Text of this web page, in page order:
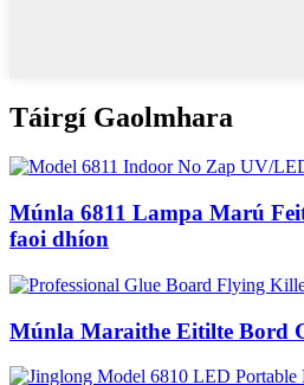
Táirgí Gaolmhara
Múnla 6811 Lampa Marú
faoi dhíon
Múnla Maraithe Eitilte Bord